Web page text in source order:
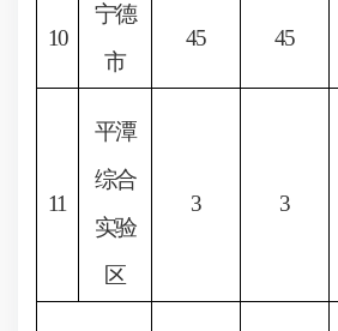
10
宁德
市
45 45
11
平潭
综合
实验
区
3 3